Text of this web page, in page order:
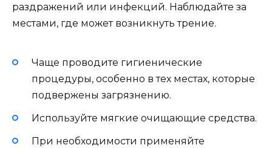
раздражений или инфекций. Наблюдайте за
местами, где может возникнуть трение.
Чаще проводите гигиенические
процедуры, особенно в тех местах, которые
подвержены загрязнению.
Используйте мягкие очищающие средства.
При необходимости применяйте